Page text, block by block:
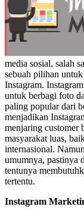
media sosial, salah
sebuah pilihan
Instagram.
untuk berbagi foto
paling popular dari
menjadikan
menjaring customer
masyarakat luas,
internasional.
umumnya, pastinya
tentunya
tertentu.
Instagram